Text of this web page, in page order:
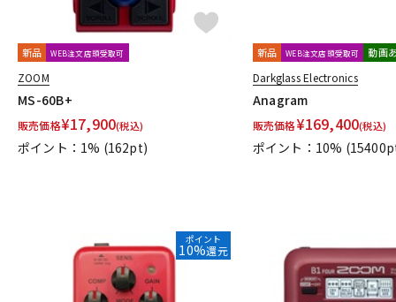
Jackson Audio JAM Pedals
KarDiaN keeley KEMPER KES Khan Audio
L
L' L.R.Baggs LEHLE
M
MAD PROFESSOR Mark Bass
Miura Guitars U.S.A.
MONO Montreux
OLD BLOOD NOISE ENDEAVORS One Control
新品 WEB注文店頭受取可
ZOOM
MS-60B+
販売価格¥17,900(税込)
ポイント：1% (162pt)
新品 WEB注文店頭受取可 動画
Darkglass Electronics
Anagram
販売価格¥169,400(税込)
ポイント：10%
ポイント
10%還元